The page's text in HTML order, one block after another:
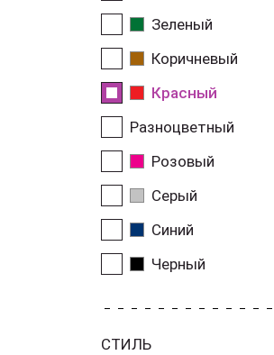
Зеленый
Коричневый
Красный
Разноцветный
Розовый
Серый
Синий
Черный
СТИЛЬ